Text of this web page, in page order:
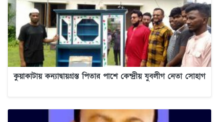
কুয়াকাটায় কন্যাদ্বায়গ্রস্ত পিতার পাশে কেন্দ্রীয় যুবলীগ নেতা সোহাগ